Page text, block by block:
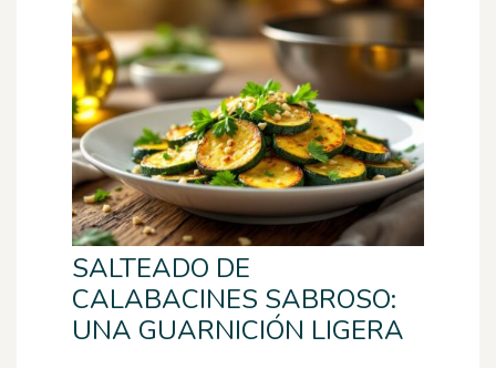
SALTEADO DE
CALABACINES SABROSO:
UNA GUARNICIÓN LIGERA